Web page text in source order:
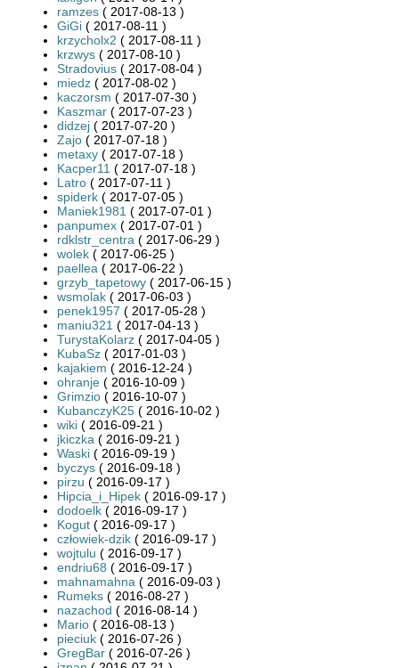
ramzes ( 2017-08-13 )
GiGi ( 2017-08-11 )
krzycholx2 ( 2017-08-11 )
krzwys ( 2017-08-10 )
Stradovius ( 2017-08-04 )
miedz ( 2017-08-02 )
kaczorsm ( 2017-07-30 )
Kaszmar ( 2017-07-23 )
didzej ( 2017-07-20 )
Zajo ( 2017-07-18 )
metaxy ( 2017-07-18 )
Kacper11 ( 2017-07-18 )
Latro ( 2017-07-11 )
spiderk ( 2017-07-05 )
Maniek1981 ( 2017-07-01 )
panpumex ( 2017-07-01 )
rdklstr_centra ( 2017-06-29 )
wolek ( 2017-06-25 )
paellea ( 2017-06-22 )
grzyb_tapetowy ( 2017-06-15 )
wsmolak ( 2017-06-03 )
penek1957 ( 2017-05-28 )
maniu321 ( 2017-04-13 )
TurystaKolarz ( 2017-04-05 )
KubaSz ( 2017-01-03 )
kajakiem ( 2016-12-24 )
ohranje ( 2016-10-09 )
Grimzio ( 2016-10-07 )
KubanczyK25 ( 2016-10-02 )
wiki ( 2016-09-21 )
jkiczka ( 2016-09-21 )
Waski ( 2016-09-19 )
byczys ( 2016-09-18 )
pirzu ( 2016-09-17 )
Hipcia_i_Hipek ( 2016-09-17 )
dodoelk ( 2016-09-17 )
Kogut ( 2016-09-17 )
człowiek-dzik ( 2016-09-17 )
wojtulu ( 2016-09-17 )
endriu68 ( 2016-09-17 )
mahnamahna ( 2016-09-03 )
Rumeks ( 2016-08-27 )
nazachod ( 2016-08-14 )
Mario ( 2016-08-13 )
pieciuk ( 2016-07-26 )
GregBar ( 2016-07-26 )